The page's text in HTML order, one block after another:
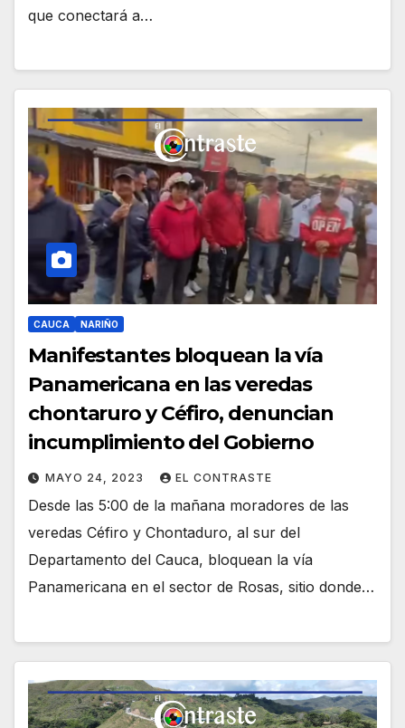
que conectará a…
CAUCA NARIÑO
Manifestantes bloquean la vía
Panamericana en las veredas
chontaruro y Céfiro, denuncian
incumplimiento del Gobierno
MAYO 24, 2023 EL CONTRASTE
Desde las 5:00 de la mañana moradores de las
veredas Céfiro y Chontaduro, al sur del
Departamento del Cauca, bloquean la vía
Panamericana en el sector de Rosas, sitio donde…